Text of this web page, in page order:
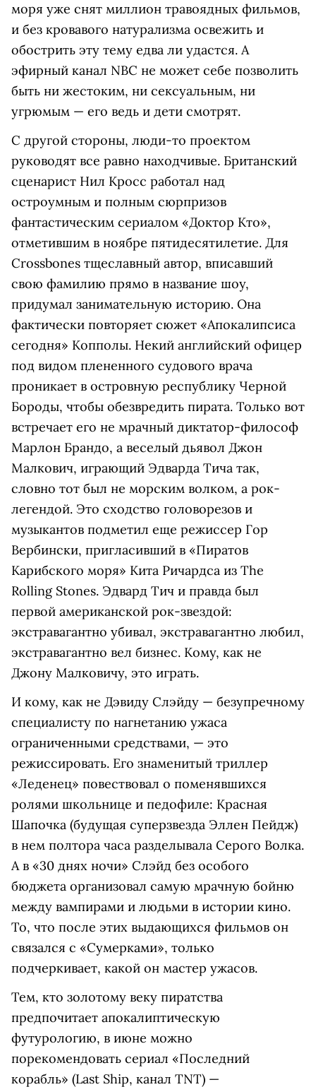
моря уже снят миллион травоядных фильмов,
и без кровавого натурализма освежить и
обострить эту тему едва ли удастся. А
эфирный канал NBC не может себе позволить
быть ни жестоким, ни сексуальным, ни
угрюмым — его ведь и дети смотрят.
С другой стороны, люди-то проектом
руководят все равно находчивые. Британский
сценарист Нил Кросс работал над
остроумным и полным сюрпризов
фантастическим сериалом «Доктор Кто»,
отметившим в ноябре пятидесятилетие. Для
Crossbones тщеславный автор, вписавший
свою фамилию прямо в название шоу,
придумал занимательную историю. Она
фактически повторяет сюжет «Апокалипсиса
сегодня» Копполы. Некий английский офицер
под видом плененного судового врача
проникает в островную республику Черной
Бороды, чтобы обезвредить пирата. Только вот
встречает его не мрачный диктатор-философ
Марлон Брандо, а веселый дьявол Джон
Малкович, играющий Эдварда Тича так,
словно тот был не морским волком, а рок-
легендой. Это сходство головорезов и
музыкантов подметил еще режиссер Гор
Вербински, пригласивший в «Пиратов
Карибского моря» Кита Ричардса из The
Rolling Stones. Эдвард Тич и правда был
первой американской рок-звездой:
экстравагантно убивал, экстравагантно любил,
экстравагантно вел бизнес. Кому, как не
Джону Малковичу, это играть.
И кому, как не Дэвиду Слэйду — безупречному
специалисту по нагнетанию ужаса
ограниченными средствами, — это
режиссировать. Его знаменитый триллер
«Леденец» повествовал о поменявшихся
ролями школьнице и педофиле: Красная
Шапочка (будущая суперзвезда Эллен Пейдж)
в нем полтора часа разделывала Серого Волка.
А в «30 днях ночи» Слэйд без особого
бюджета организовал самую мрачную бойню
между вампирами и людьми в истории кино.
То, что после этих выдающихся фильмов он
связался с «Сумерками», только
подчеркивает, какой он мастер ужасов.
Тем, кто золотому веку пиратства
предпочитает апокалиптическую
футурологию, в июне можно
порекомендовать сериал «Последний
корабль» (Last Ship, канал TNT) —